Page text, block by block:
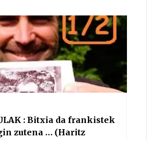
: Bitxia da frankistek
zutena … (Haritz